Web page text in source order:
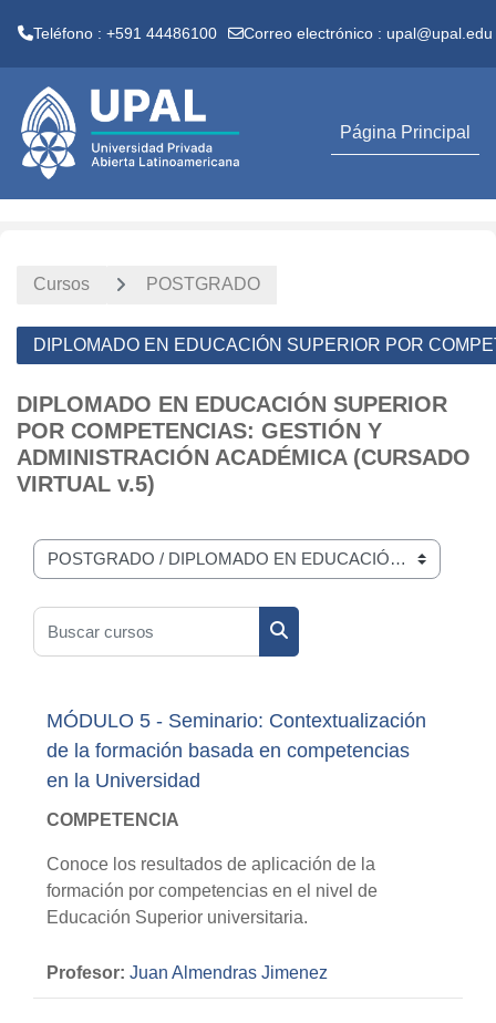
Teléfono : +591 44486100 Correo electrónico : upal@upal.edu
Página Principal
Cursos POSTGRADO
DIPLOMADO EN EDUCACIÓN SUPERIOR POR
DIPLOMADO EN EDUCACIÓN SUPERIOR
POR COMPETENCIAS: GESTIÓN Y
ADMINISTRACIÓN ACADÉMICA (CURSADO
VIRTUAL v.5)
Categorías
Buscar cursos
Buscar cursos
MÓDULO 5 - Seminario: Contextualización
de la formación basada en competencias
en la Universidad
COMPETENCIA
Conoce los resultados de aplicación de la
formación por competencias en el nivel de
Educación Superior universitaria.
Profesor: Juan Almendras Jimenez